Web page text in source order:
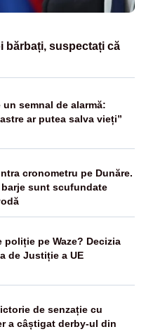
bărbați, suspectați că
semnal de alarmă:
ar putea salva vieți”
cronometru pe Dunăre.
sunt scufundate
poliție pe Waze? Decizia
de Justiție a UE
de senzație cu
a câștigat derby-ul din